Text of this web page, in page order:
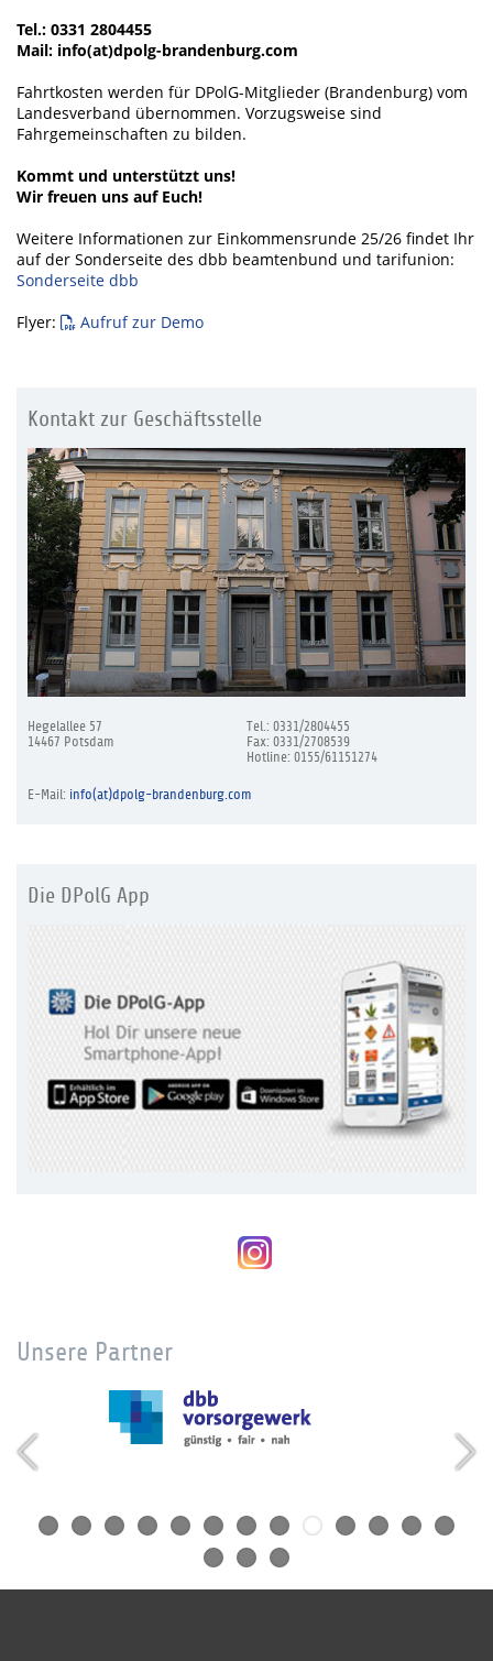
Tel.: 0331 2804455
Mail: info(at)dpolg-brandenburg.com
Fahrtkosten werden für DPolG-Mitglieder (Brandenburg) vom
Landesverband übernommen. Vorzugsweise sind
Fahrgemeinschaften zu bilden.
Kommt und unterstützt uns!
Wir freuen uns auf Euch!
Weitere Informationen zur Einkommensrunde 25/26 findet Ihr
auf der Sonderseite des dbb beamtenbund und tarifunion:
Sonderseite dbb
Flyer:
Aufruf zur Demo
Kontakt zur Geschäftsstelle
Hegelallee 57
14467 Potsdam
Tel.: 0331/2804455
Fax: 0331/2708539
Hotline: 0155/61151274
E-Mail: info(at)dpolg-brandenburg.com
Die DPolG App
Unsere Partner